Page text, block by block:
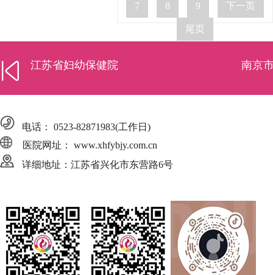
7 8 9 下一页
尾页
江苏省妇幼保健院 南京
电话： 0523-82871983(工作日)
医院网址： www.xhfybjy.com.cn
详细地址：江苏省兴化市东营路6号